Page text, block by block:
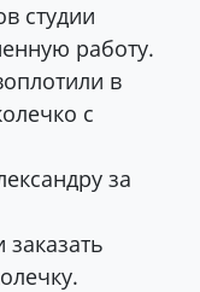
студии
работу.
в
с
за